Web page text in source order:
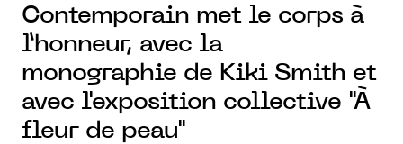
Contemporain met le corps à
l’honneur, avec la
monographie de Kiki Smith et
avec l'exposition collective "À
fleur de peau"